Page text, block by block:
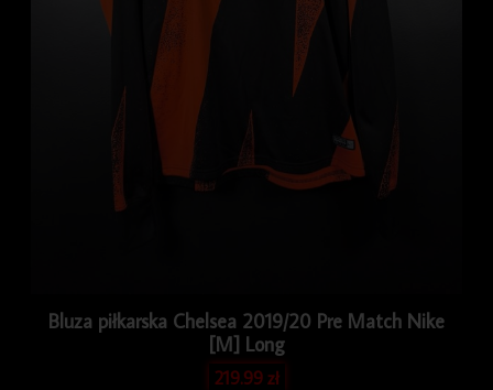
Bluza piłkarska Chelsea 2019/20 Pre Match Nike
[M] Long
219.99zł